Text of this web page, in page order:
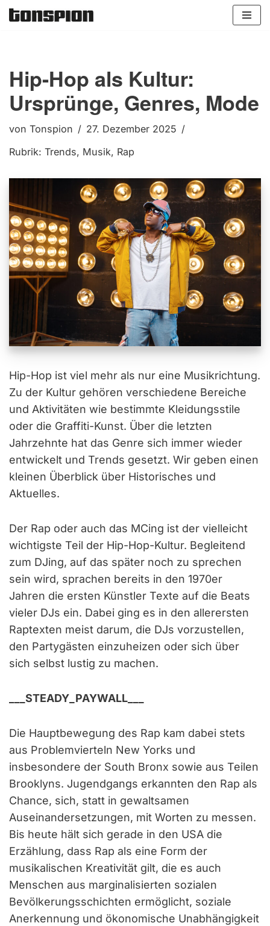
Hip-Hop als Kultur:
Ursprünge, Genres, Mode
von Tonspion
27. Dezember 2025
Rubrik: Trends, Musik, Rap
Hip-Hop ist viel mehr als nur eine Musikrichtung.
Zu der Kultur gehören verschiedene Bereiche
und Aktivitäten wie bestimmte Kleidungsstile
oder die Graffiti-Kunst. Über die letzten
Jahrzehnte hat das Genre sich immer wieder
entwickelt und Trends gesetzt. Wir geben einen
kleinen Überblick über Historisches und
Aktuelles.
Der Rap oder auch das MCing ist der vielleicht
wichtigste Teil der Hip-Hop-Kultur. Begleitend
zum DJing, auf das später noch zu sprechen
sein wird, sprachen bereits in den 1970er
Jahren die ersten Künstler Texte auf die Beats
vieler DJs ein. Dabei ging es in den allerersten
Raptexten meist darum, die DJs vorzustellen,
den Partygästen einzuheizen oder sich über
sich selbst lustig zu machen.
___STEADY_PAYWALL___
Die Hauptbewegung des Rap kam dabei stets
aus Problemvierteln New Yorks und
insbesondere der South Bronx sowie aus Teilen
Brooklyns. Jugendgangs erkannten den Rap als
Chance, sich, statt in gewaltsamen
Auseinandersetzungen, mit Worten zu messen.
Bis heute hält sich gerade in den USA die
Erzählung, dass Rap als eine Form der
musikalischen Kreativität gilt, die es auch
Menschen aus marginalisierten sozialen
Bevölkerungsschichten ermöglicht, soziale
Anerkennung und ökonomische Unabhängigkeit